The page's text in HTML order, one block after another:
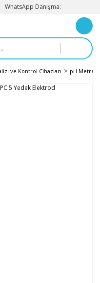
WhatsApp Danışma:
ve Kontrol Cihazları pH Metre